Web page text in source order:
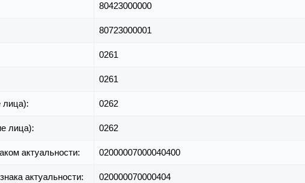
80423000000
80723000001
0261
0261
лица): 0262
лица): 0262
актуальности: 02000007000040400
актуальности: 020000070000404